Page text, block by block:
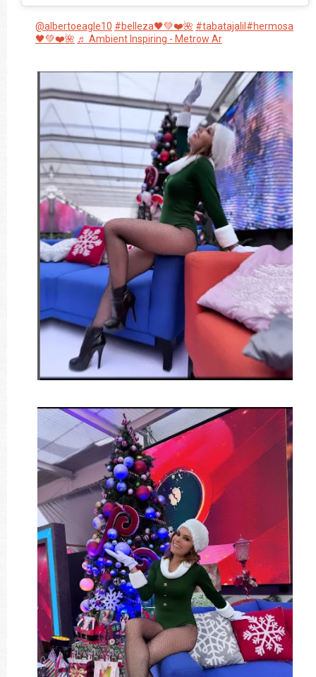
@albertoeagle10 #belleza🖤💚❤️🌺 #tabatajalil#hermosa
🖤💚❤️🌺 ♬ Ambient Inspiring - Metrow Ar